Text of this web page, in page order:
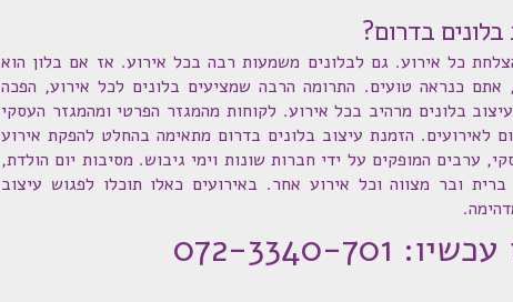
בדרום?
כל אירוע. גם לבלונים משמעות רבה בכל אירוע. אז אם בלון הוא
אתם כנראה טועים. התרומה הרבה שמציעים בלונים לכל אירוע, הפכה
בלונים מרהיב בכל אירוע. לקוחות מהמגזר הפרטי ומהמגזר העסקי
לאירועים. הזמנת עיצוב בלונים בדרום מתאימה בהחלט להפקת אירוע
ערבים המופקים על ידי חברות שונות וימי גיבוש. מסיבות יום הולדת,
ברית ובר מצווה וכל אירוע אחר. באירועים כאלו תוכלו לפגוש עיצוב
072-3340-701